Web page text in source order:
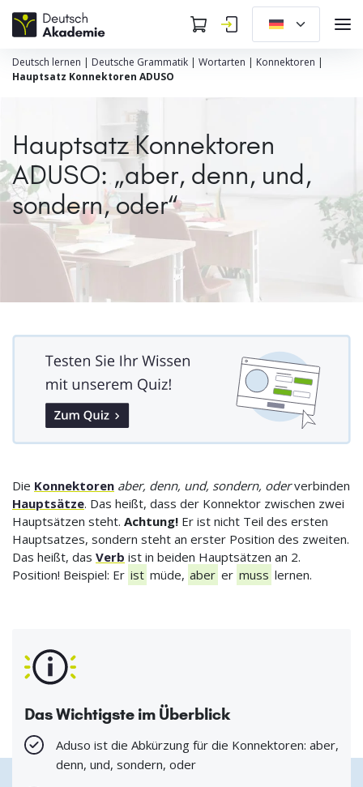
Deutsch lernen | Deutsche Grammatik | Wortarten | Konnektoren |
Hauptsatz Konnektoren ADUSO
Hauptsatz Konnektoren
ADUSO: „aber, denn, und,
sondern, oder“
Die Konnektoren aber, denn, und, sondern, oderverbinden
Hauptsätze. Das heißt, dass der Konnektor zwischen zwei
Hauptsätzen steht. Achtung! Er ist nicht Teil des ersten
Hauptsatzes, sondern steht an erster Position des zweiten.
Das heißt, das Verb ist in beiden Hauptsätzen an 2.
Position! Beispiel: Er ist müde, aber er muss lernen.
Das Wichtigste im Überblick
Aduso ist die Abkürzung für die Konnektoren: aber,
denn, und, sondern, oder